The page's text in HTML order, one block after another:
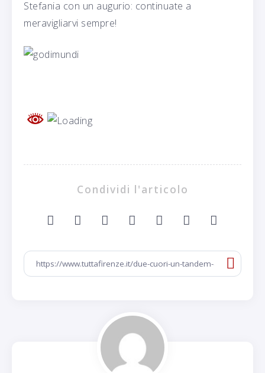
Stefania con un augurio: continuate a
meravigliarvi sempre!
Condividi l'articolo